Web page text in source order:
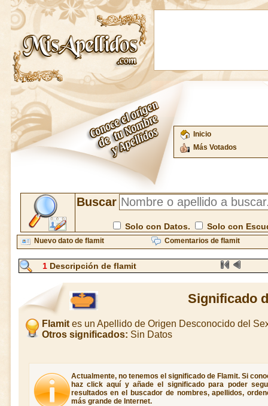
Inicio
Más Votados
Buscar
Solo con Datos. Solo con
Nuevo dato de flamit Comentarios de flamit
1 Descripción de flamit
Significado
Flamites un Apellido de Origen Desconocido del
Otros significados: Sin Datos
Actualmente, no tenemos el significado de Flamit. Si
haz click aquí y añade el significado para poder
resultados en el buscador de nombres, apellidos,
más grande de Internet.